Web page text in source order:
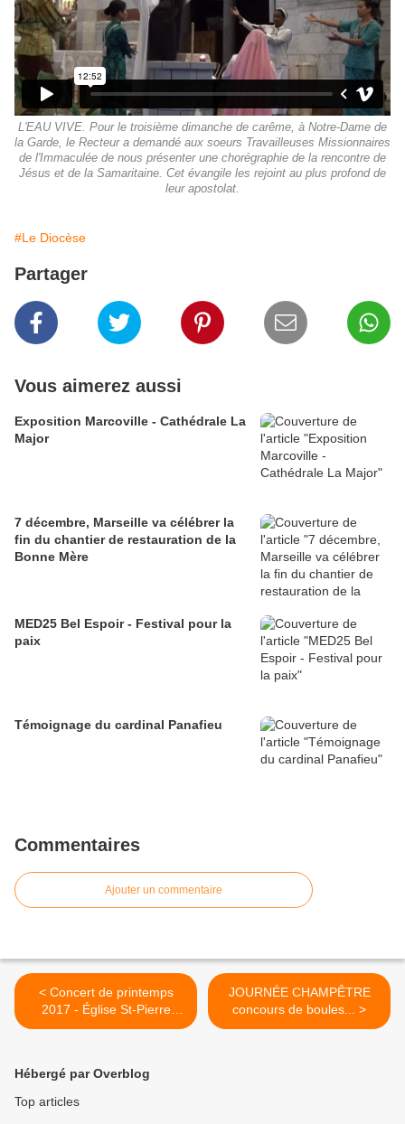
L'EAU VIVE. Pour le troisième dimanche de carême, à Notre-Dame de
la Garde, le Recteur a demandé aux soeurs Travailleuses Missionnaires
de l'Immaculée de nous présenter une chorégraphie de la rencontre de
Jésus et de la Samaritaine. Cet évangile les rejoint au plus profond de
leur apostolat.
#Le Diocèse
Partager
Vous aimerez aussi
Exposition Marcoville - Cathédrale La
Major
7 décembre, Marseille va célébrer la
fin du chantier de restauration de la
Bonne Mère
MED25 Bel Espoir - Festival pour la
paix
Témoignage du cardinal Panafieu
Commentaires
Ajouter un commentaire
< Concert de printemps
2017 - Église St-Pierre
d'Auriol
JOURNÉE CHAMPÊTRE
concours de boules... >
Hébergé par Overblog
Top articles